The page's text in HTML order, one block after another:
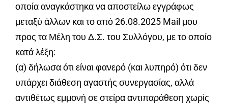
οποία αναγκάστηκα να αποστείλω εγγράφως
μεταξύ άλλων και το από 26.08.2025 Mail μου
προς τα Μέλη του Δ.Σ. του Συλλόγου, με το οποίο
κατά λέξη:
(α) δήλωσα ότι είναι φανερό (και λυπηρό) ότι δεν
υπάρχει διάθεση αγαστής συνεργασίας, αλλά
αντιθέτως εμμονή σε στείρα αντιπαράθεση χωρίς